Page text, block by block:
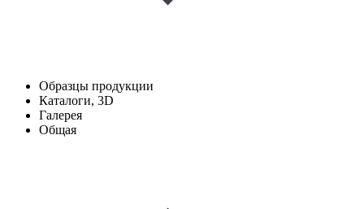
Образцы продукции
Каталоги, 3D
Галерея
Общая